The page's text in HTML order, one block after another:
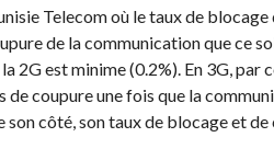
Telecom où le taux de
de la communication que ce
2G est minime (0.2%). En 3G,
de coupure une fois que la
son côté, son taux de blocage et